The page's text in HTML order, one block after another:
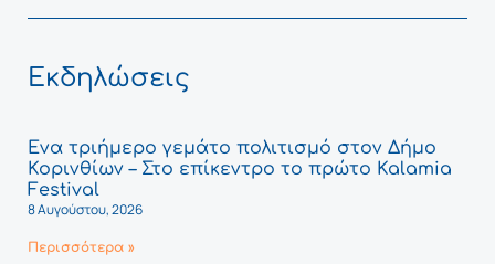
Εκδηλώσεις
Ένα τριήμερο γεμάτο πολιτισμό στον Δήμο
Κορινθίων – Στο επίκεντρο το πρώτο Kalamia
Festival
8 Αυγούστου, 2026
Περισσότερα »